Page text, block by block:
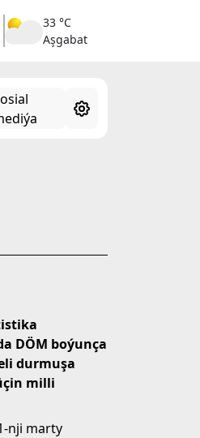
33 °C
Aşgabat
DÖM boýunça
durmuşa
milli
nji marty